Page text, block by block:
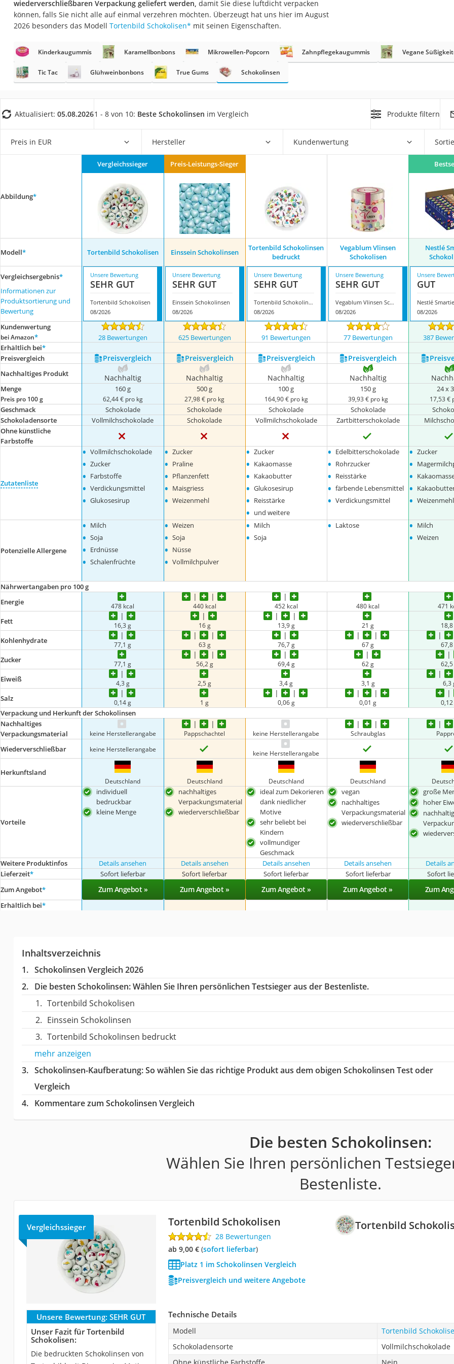
Gemüsebrühe
Eiskaffee-Pulver
Grapefruitkernextrakt
Matcha-Set
Erythrit
Müsli ohne Zuckerzusatz
Service
wiederverschließbaren Verpackung geliefert werden, damit Sie diese luftdicht verpacken
können, falls Sie nicht alle auf einmal verzehren möchten. Überzeugt hat uns hier im August
2026 besonders das Modell Tortenbild Schokolisen* mit seinen Eigenschaften.
Kinderkaugummis Karamellbonbons Mikrowellen-Popcorn Zahnpflegekaugummis Vegane
Tic Tac Glühweinbonbons True Gums Schokolinsen
Aktualisiert: 05.08.20261 - 8 von 10: Beste Schokolinsen im Vergleich Produkte filtern
Preis in EUR Hersteller Kundenwertung
Abbildung*
Vergleichssieger Preis-Leistungs-Sieger
Modell* Tortenbild Schokolisen Einssein Schokolinsen
Tortenbild Schokolinsen
bedruckt
Vegablum Vlinsen
Schokolisen
Nestlé
Vergleichsergebnis*
Informationen zur
Produktsortierung und
Bewertung
Unsere Bewertung
SEHR GUT
Tortenbild Schokolisen
08/2026
Unsere Bewertung
SEHR GUT
Einssein Schokolinsen
08/2026
Unsere Bewertung
SEHR GUT
Tortenbild Schokolinsen bedruckt
08/2026
Unsere Bewertung
SEHR GUT
Vegablum Vlinsen Schokolisen
08/2026
Unsere
GUT
08/2026
Kundenwertung
bei Amazon* 28 Bewertungen 625 Bewertungen 91 Bewertungen 77 Bewertungen
387
Erhältlich bei*
Preis­vergleich
Preis­vergleich Preis­vergleich Preis­vergleich Preis­vergleich
Nachhaltiges Produkt Nachhaltig Nachhaltig Nachhaltig Nachhaltig
Menge
Preis pro 100 g
160 g
62,44 € pro kg
500 g
27,98 € pro kg
100 g
164,90 € pro kg
150 g
39,93 € pro kg
24 x
17,53 €
Geschmack Schokolade Schokolade Schokolade Schokolade
Schokoladensorte
Vollmilchschokolade Schokolade Vollmilchschokolade Zartbitterschokolade
Ohne künstliche
Farbstoffe
Zutatenliste
• Vollmilchschokolade
• Zucker
• Farbstoffe
• Verdickungsmittel
• Glukosesirup
• Zucker
• Praline
• Pflanzenfett
• Maisgriess
• Weizenmehl
• Zucker
• Kakaomasse
• Kakaobutter
• Glukosesirup
• Reisstärke
• und weitere
• Edelbitterschokolade
• Rohrzucker
• Reisstärke
• färbende Lebensmittel
• Verdickungsmittel
• Zucker
•
•
•
• Weizenmehl
Potenzielle Allergene
• Milch
• Soja
• Erdnüsse
• Schalenfrüchte
• Weizen
• Soja
• Nüsse
• Vollmilchpulver
• Milch
• Soja
• Laktose • Milch
• Weizen
Nährwertangaben pro 100 g
Energie
478 kcal 440 kcal 452 kcal 480 kcal 471
Fett 16,3 g 16 g 13,9 g 21 g
Kohlenhydrate 77,1 g 63 g 76,7 g 67 g
Zucker 77,1 g 56,2 g 69,4 g 62 g
Eiweiß 4,3 g 2,5 g 3,4 g 3,1 g 6,3
Salz 0,14 g 1 g 0,06 g 0,01 g
Verpackung und Herkunft der Schokolinsen
Nachhaltiges
Verpackungsmaterial
keine Herstellerangabe Pappschachtel keine Herstellerangabe Schraubglas
Wiederverschließbar keine Herstellerangabe
keine Herstellerangabe
Herkunftsland
Deutschland Deutschland Deutschland Deutschland
Vorteile
individuell
bedruckbar
kleine Menge
nachhaltiges
Verpackungsmaterial
wiederverschließbar
ideal zum Dekorieren
dank niedlicher
Motive
sehr beliebt bei
Kindern
vollmundiger
Geschmack
vegan
nachhaltiges
Verpackungsmaterial
wiederverschließbar
große
hoher
Weitere Produktinfos Details ansehen Details ansehen Details ansehen Details ansehen
Details
Lieferzeit* Sofort lieferbar Sofort lieferbar Sofort lieferbar Sofort lieferbar
Sofort
Zum Angebot* Zum Angebot » Zum Angebot » Zum Angebot » Zum Angebot » Zum
Erhältlich bei*
Inhaltsverzeichnis
Schokolinsen Vergleich 2026
Die besten Schokolinsen:Wählen Sie Ihren persönlichen Testsieger aus der Bestenliste.
Tortenbild Schokolisen
Einssein Schokolinsen
Tortenbild Schokolinsen bedruckt
mehr anzeigen
Schokolinsen-Kaufberatung: So wählen Sie das richtige Produkt aus dem obigen Schokolinsen Test oder
Vergleich
Kommentare zum Schokolinsen Vergleich
Die besten Schokolinsen:
Wählen Sie Ihren persönlichen
Bestenliste.
Tortenbild
Vergleichssieger Tortenbild Schokolisen
28 Bewertungen
ab 9,00 €( Sofort lieferbar)
Platz 1 im Schokolinsen Vergleich
Preisvergleich und weitere Angebote
Unsere Bewertung: SEHR GUT
Unser Fazit für Tortenbild
Schokolisen:
Die bedruckten Schokolinsen von
Technische Details
Modell
Tortenbild
Schokoladensorte
Vollmilchschokolade